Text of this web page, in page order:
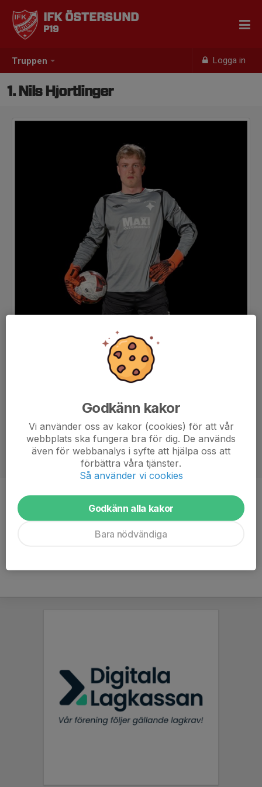
Truppen Logga in
IFK ÖSTERSUND
P19
1. Nils Hjortlinger
Position
Ålder
18 år
Godkänn kakor
Vi använder oss av kakor (cookies) för att vår
webbplats ska fungera bra för dig. De används
även för webbanalys i syfte att hjälpa oss att
förbättra våra tjänster.
Så använder vi cookies
Godkänn alla kakor
Bara nödvändiga